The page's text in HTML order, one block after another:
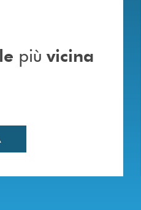
a te
più vicina